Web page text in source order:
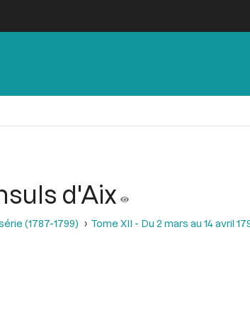
d'Aix
(1787-1799) Tome XII - Du 2 mars au 14 avril